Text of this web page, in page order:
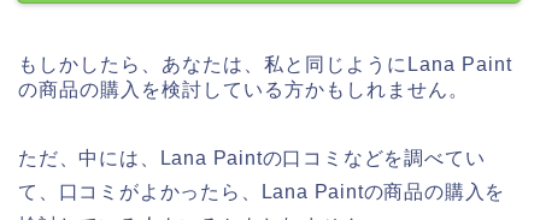
もしかしたら、あなたは、私と同じようにLana Paint
の商品の購入を検討している方かもしれません。
ただ、中には、Lana Paintの口コミなどを調べてい
て、口コミがよかったら、Lana Paintの商品の購入を